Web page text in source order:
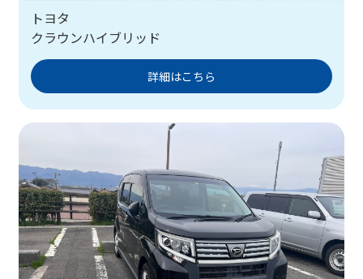
トヨタ
クラウンハイブリッド
詳細はこちら